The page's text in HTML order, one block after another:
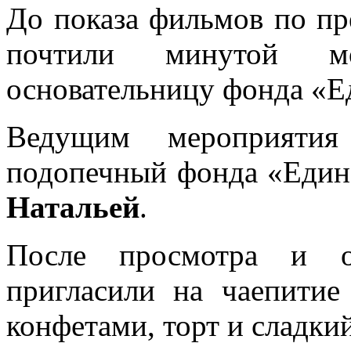
До показа фильмов по
почтили минутой
основательницу фонда
Ведущим
подопечный фонда
Натальей.
После просмотра и
пригласили на
конфетами, торт и